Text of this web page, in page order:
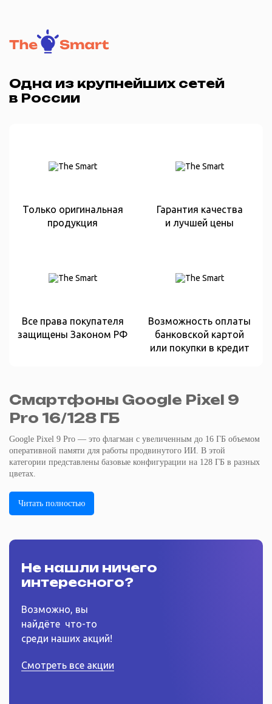
Одна из крупнейших сетей
в России
Только оригинальная
продукция
Гарантия качества
и лучшей цены
Все права покупателя
защищены Законом РФ
Возможность оплаты
банковской картой
или покупки в кредит
Смартфоны Google Pixel 9
Pro 16/128 ГБ
Google Pixel 9 Pro — это флагман с увеличенным до 16 ГБ объемом
оперативной памяти для работы продвинутого ИИ. В этой
категории представлены базовые конфигурации на 128 ГБ в разных
цветах.
Читать полностью
Не нашли ничего
интересного?
Возможно, вы
найдёте что-то
среди наших акций!
Смотреть все акции